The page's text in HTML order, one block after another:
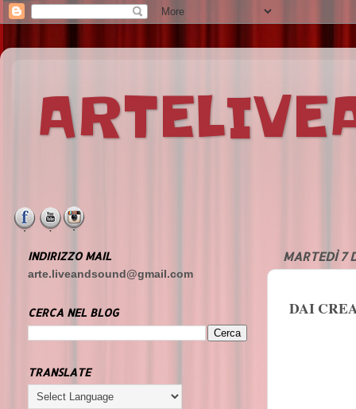
MARTEDÌ 7
DAI
INDIRIZZO MAIL
arte.liveandsound@gmail.com
CERCA NEL BLOG
TRANSLATE